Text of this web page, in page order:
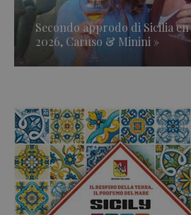
Secondo approdo di Sicilia
2026, Caruso & Minini »